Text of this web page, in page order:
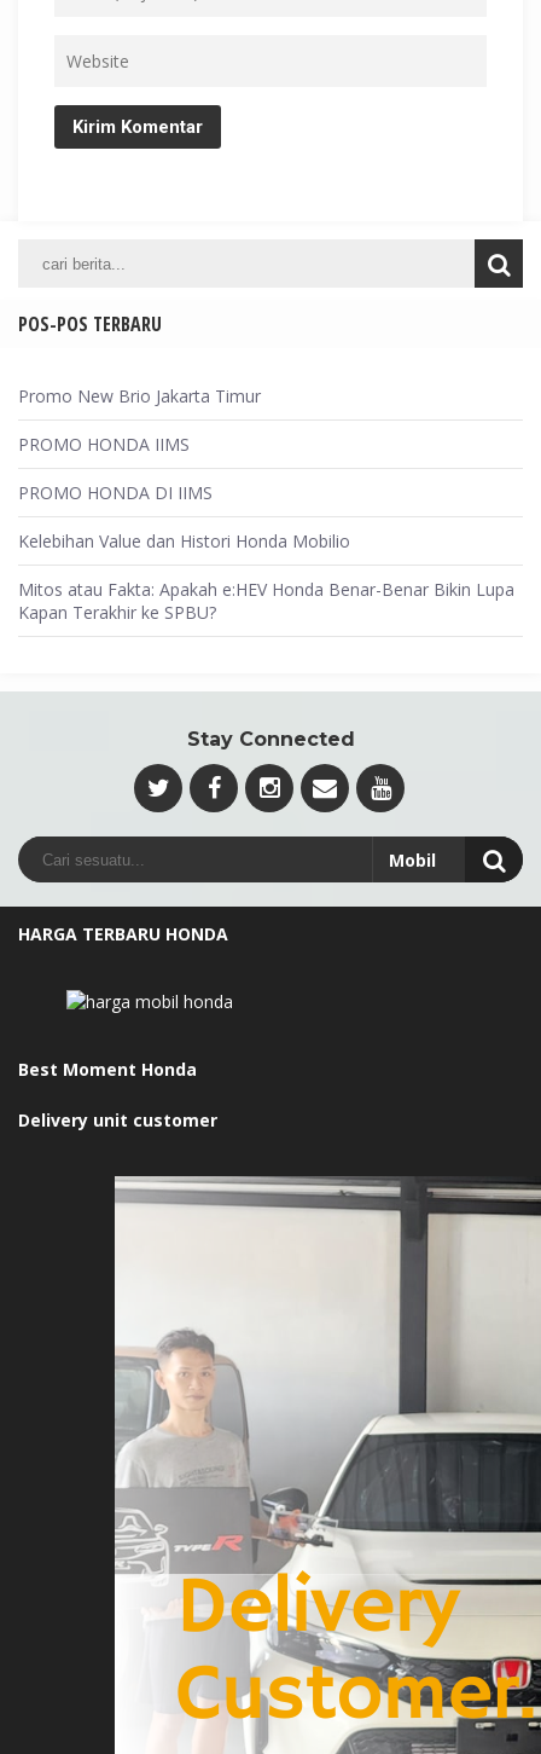
POS-POS TERBARU
Promo New Brio Jakarta Timur
PROMO HONDA IIMS
PROMO HONDA DI IIMS
Kelebihan Value dan Histori Honda Mobilio
Mitos atau Fakta: Apakah e:HEV Honda Benar-Benar Bikin Lupa
Kapan Terakhir ke SPBU?
Stay Connected
HARGA TERBARU HONDA
Best Moment Honda
Delivery unit customer